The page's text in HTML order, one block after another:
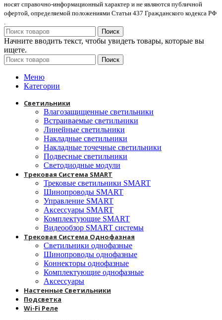
носят справочно-информационный характер и не являются публичной
офертой, определяемой положениями Статьи 437 Гражданского кодекса РФ
.
Поиск
Начните вводить текст, чтобы увидеть товары, которые вы
ищете.
Поиск
Меню
Категории
Светильники
Влагозащищенные светильники
Встраиваемые светильники
Линейные светильники
Накладные светильники
Накладные точечные светильники
Подвесные светильники
Светодиодные модули
Трековая Система SMART
Трековые светильники SMART
Шинопроводы SMART
Управление SMART
Аксессуары SMART
Комплектующие SMART
Видеообзор SMART системы
Трековая Система Однофазная
Светильники однофазные
Шинопроводы однофазные
Коннекторы однофазные
Комплектующие однофазные
Аксессуары
Настенные Светильники
Подсветка
Wi-Fi Реле